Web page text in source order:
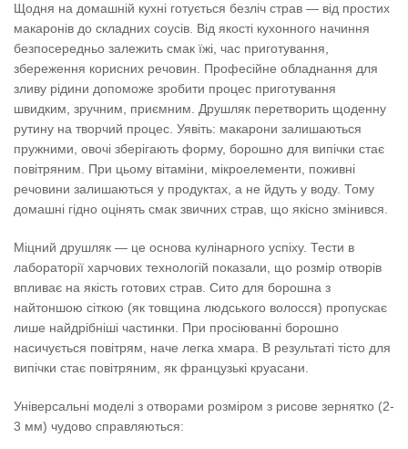
Щодня на домашній кухні готується безліч страв — від простих
макаронів до складних соусів. Від якості кухонного начиння
безпосередньо залежить смак їжі, час приготування,
збереження корисних речовин. Професійне обладнання для
зливу рідини допоможе зробити процес приготування
швидким, зручним, приємним. Друшляк перетворить щоденну
рутину на творчий процес. Уявіть: макарони залишаються
пружними, овочі зберігають форму, борошно для випічки стає
повітряним. При цьому вітаміни, мікроелементи, поживні
речовини залишаються у продуктах, а не йдуть у воду. Тому
домашні гідно оцінять смак звичних страв, що якісно змінився.
Міцний друшляк — це основа кулінарного успіху. Тести в
лабораторії харчових технологій показали, що розмір отворів
впливає на якість готових страв. Сито для борошна з
найтоншою сіткою (як товщина людського волосся) пропускає
лише найдрібніші частинки. При просіюванні борошно
насичується повітрям, наче легка хмара. В результаті тісто для
випічки стає повітряним, як французькі круасани.
Універсальні моделі з отворами розміром з рисове зернятко (2-
3 мм) чудово справляються: